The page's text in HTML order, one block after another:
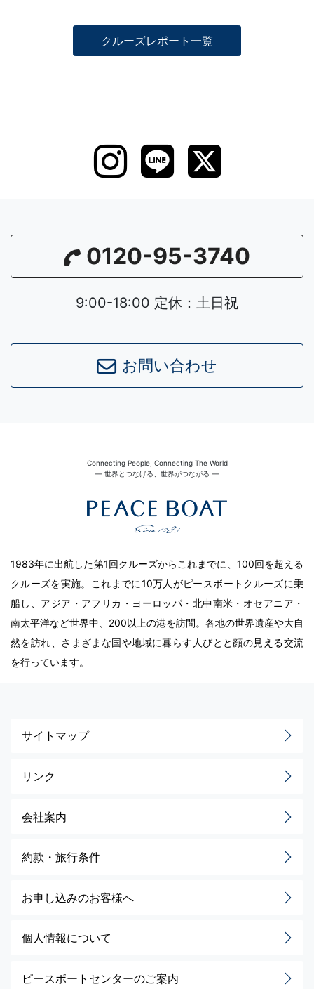
クルーズレポート一覧
0120-95-3740
9:00-18:00 定休：土日祝
お問い合わせ
Connecting People, Connecting The World
― 世界とつなげる、世界がつながる ―
1983年に出航した第1回クルーズからこれまでに、100回を超える
クルーズを実施。これまでに10万人がピースボートクルーズに乗
船し、アジア・アフリカ・ヨーロッパ・北中南米・オセアニア・
南太平洋など世界中、200以上の港を訪問。各地の世界遺産や大自
然を訪れ、さまざまな国や地域に暮らす人びとと顔の見える交流
を行っています。
サイトマップ
リンク
会社案内
約款・旅行条件
お申し込みのお客様へ
個人情報について
ピースボートセンターのご案内